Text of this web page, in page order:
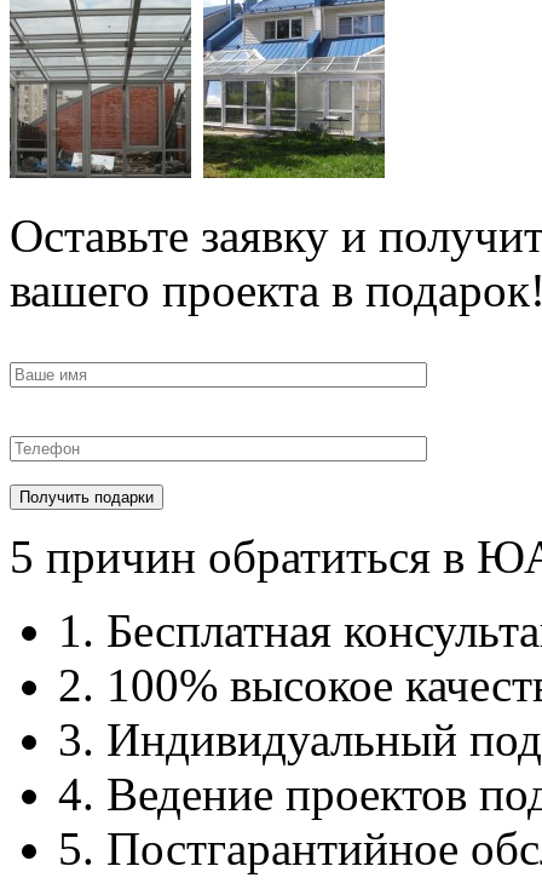
Оставьте заявку и
вашего проекта в
5 причин обратиться в
1. Бесплатная
2. 100% высокое
3. Индивидуальный
4. Ведение проектов
5. Постгарантийное